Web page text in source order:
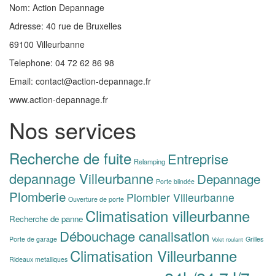
Nom: Action Depannage
Adresse: 40 rue de Bruxelles
69100 Villeurbanne
Telephone: 04 72 62 86 98
Email: contact@action-depannage.fr
www.action-depannage.fr
Nos services
Recherche de fuite Relamping Entreprise
depannage Villeurbanne Porte blindée Depannage
Plomberie Ouverture de porte Plombier Villeurbanne
Recherche de panne Climatisation villeurbanne
Porte de garage Débouchage canalisation Volet roulant Grilles
Rideaux metalliques Climatisation Villeurbanne